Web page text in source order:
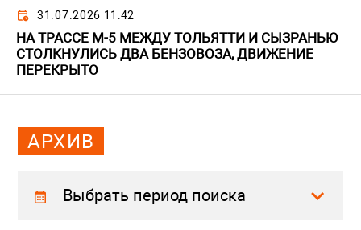
31.07.2026 11:42
НА ТРАССЕ М-5 МЕЖДУ ТОЛЬЯТТИ И СЫЗРАНЬЮ
СТОЛКНУЛИСЬ ДВА БЕНЗОВОЗА, ДВИЖЕНИЕ
ПЕРЕКРЫТО
АРХИВ
Выбрать период поиска